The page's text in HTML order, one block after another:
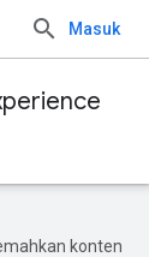
Masuk
konten